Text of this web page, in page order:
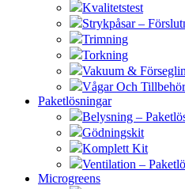
Kvalitetstest
Strykpåsar –
Trimning
Torkning
Vakuum &
Vågar Och Tillbehör
Paketlösningar
Belysning –
Gödningskit
Komplett Kit
Ventilation –
Microgreens